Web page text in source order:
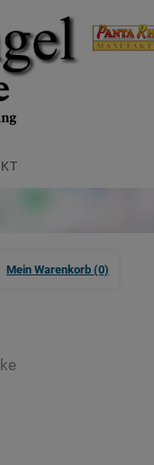
Mein Warenkorb (0)